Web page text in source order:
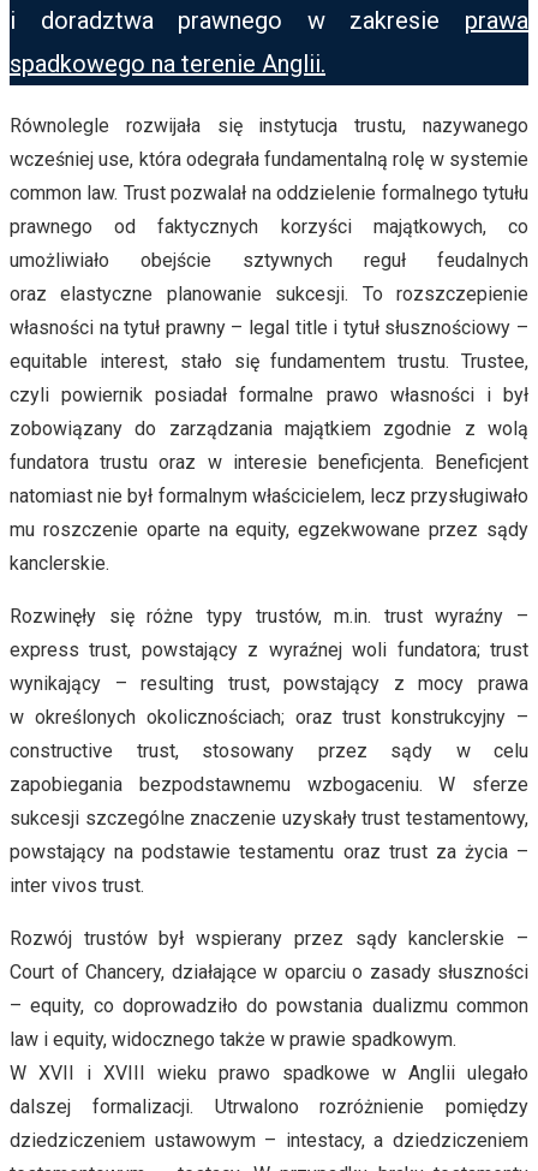
i doradztwa prawnego w zakresie prawa
spadkowego na terenie Anglii.
Równolegle rozwijała się instytucja trustu, nazywanego
wcześniej use, która odegrała fundamentalną rolę w systemie
common law. Trust pozwalał na oddzielenie formalnego tytułu
prawnego od faktycznych korzyści majątkowych, co
umożliwiało obejście sztywnych reguł feudalnych
oraz elastyczne planowanie sukcesji. To rozszczepienie
własności na tytuł prawny – legal title i tytuł słusznościowy –
equitable interest, stało się fundamentem trustu. Trustee,
czyli powiernik posiadał formalne prawo własności i był
zobowiązany do zarządzania majątkiem zgodnie z wolą
fundatora trustu oraz w interesie beneficjenta. Beneficjent
natomiast nie był formalnym właścicielem, lecz przysługiwało
mu roszczenie oparte na equity, egzekwowane przez sądy
kanclerskie.
Rozwinęły się różne typy trustów, m.in. trust wyraźny –
express trust, powstający z wyraźnej woli fundatora; trust
wynikający – resulting trust, powstający z mocy prawa
w określonych okolicznościach; oraz trust konstrukcyjny –
constructive trust, stosowany przez sądy w celu
zapobiegania bezpodstawnemu wzbogaceniu. W sferze
sukcesji szczególne znaczenie uzyskały trust testamentowy,
powstający na podstawie testamentu oraz trust za życia –
inter vivos trust.
Rozwój trustów był wspierany przez sądy kanclerskie –
Court of Chancery, działające w oparciu o zasady słuszności
– equity, co doprowadziło do powstania dualizmu common
law i equity, widocznego także w prawie spadkowym.
W XVII i XVIII wieku prawo spadkowe w Anglii ulegało
dalszej formalizacji. Utrwalono rozróżnienie pomiędzy
dziedziczeniem ustawowym – intestacy, a dziedziczeniem